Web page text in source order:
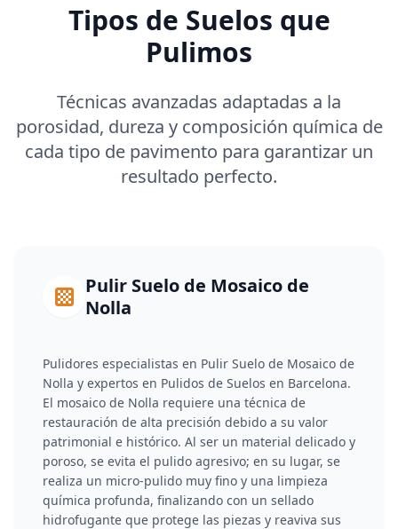
Tipos de Suelos que
Pulimos
Técnicas avanzadas adaptadas a la
porosidad, dureza y composición química de
cada tipo de pavimento para garantizar un
resultado perfecto.
Pulir Suelo de Mosaico de
Nolla
Pulidores especialistas en Pulir Suelo de Mosaico de
Nolla y expertos en Pulidos de Suelos en Barcelona.
El mosaico de Nolla requiere una técnica de
restauración de alta precisión debido a su valor
patrimonial e histórico. Al ser un material delicado y
poroso, se evita el pulido agresivo; en su lugar, se
realiza un micro-pulido muy fino y una limpieza
química profunda, finalizando con un sellado
hidrofugante que protege las piezas y reaviva sus